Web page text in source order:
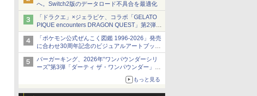
へ。Switch2版のデータロード不具合を最適化
「ドラクエ」×ジェラピケ、コラボ「GELATO
PIQUE encounters DRAGON QUEST」第2弾が
本日発売
アイスカップに入ったスライムやわたぼう、ベ
ビーサタンなどがオリジナルアートで登場
「ポケモン公式ぜんこく図鑑 1996-2026」発売
に合わせ30周年記念のビジュアルアートブック
3冊同時発売が決定
バーガーキング、2026年“ワンパウンダーシリ
ーズ”第3弾「ダーティ ザ・ワンパウンダー」を
「特製ガーリックマヨソース」を使用した超大
もっと見る